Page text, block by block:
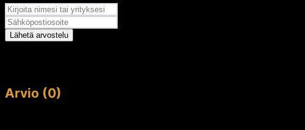
Lähetä arvostelu
Arvio (0)